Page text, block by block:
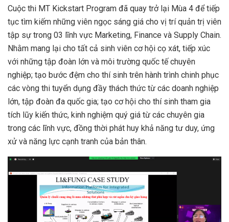
Cuộc thi MT Kickstart Program đã quay trở lại Mùa 4 để tiếp
tục tìm kiếm những viên ngọc sáng giá cho vị trí quản trị viên
tập sự trong 03 lĩnh vực Marketing, Finance và Supply Chain.
Nhằm mang lại cho tất cả sinh viên cơ hội cọ xát, tiếp xúc
với những tập đoàn lớn và môi trường quốc tế chuyên
nghiệp; tạo bước đệm cho thí sinh trên hành trình chinh phục
các vòng thi tuyển dụng đầy thách thức từ các doanh nghiệp
lớn, tập đoàn đa quốc gia; tạo cơ hội cho thí sinh tham gia
tích lũy kiến thức, kinh nghiệm quý giá từ các chuyên gia
trong các lĩnh vực, đồng thời phát huy khả năng tư duy, ứng
xử và năng lực cạnh tranh của bản thân.